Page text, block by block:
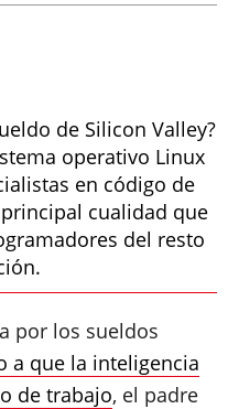
de Silicon Valley?
operativo Linux
en código de
cualidad que
del resto
por los sueldos
a que la inteligencia
de trabajo, el padre